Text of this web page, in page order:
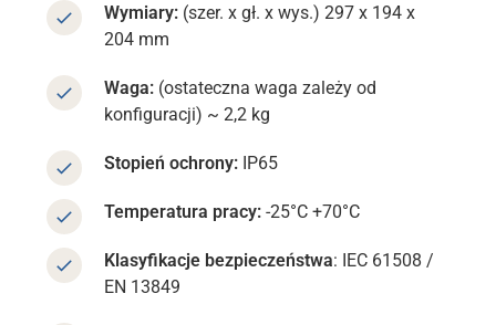
Wymiary: (szer. x gł. x wys.) 297 x 194 x
204 mm
Waga: (ostateczna waga zależy od
konfiguracji) ~ 2,2 kg
Stopień ochrony: IP65
Temperatura pracy: -25°C +70°C
Klasyfikacje bezpieczeństwa: IEC 61508 /
EN 13849